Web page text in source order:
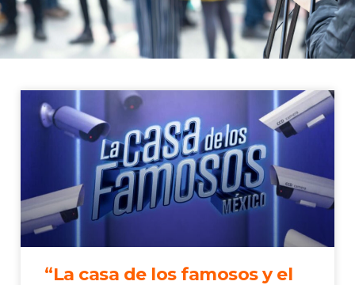
“La casa de los famosos y el